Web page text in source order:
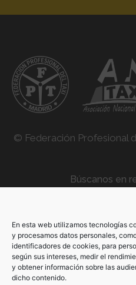
En esta web utilizamos tecnologías
y procesamos datos personales,
identificadores de cookies, para
según sus intereses, medir el
y obtener información sobre las
dicho contenido.
© Federación Profesional
Búscanos en
91